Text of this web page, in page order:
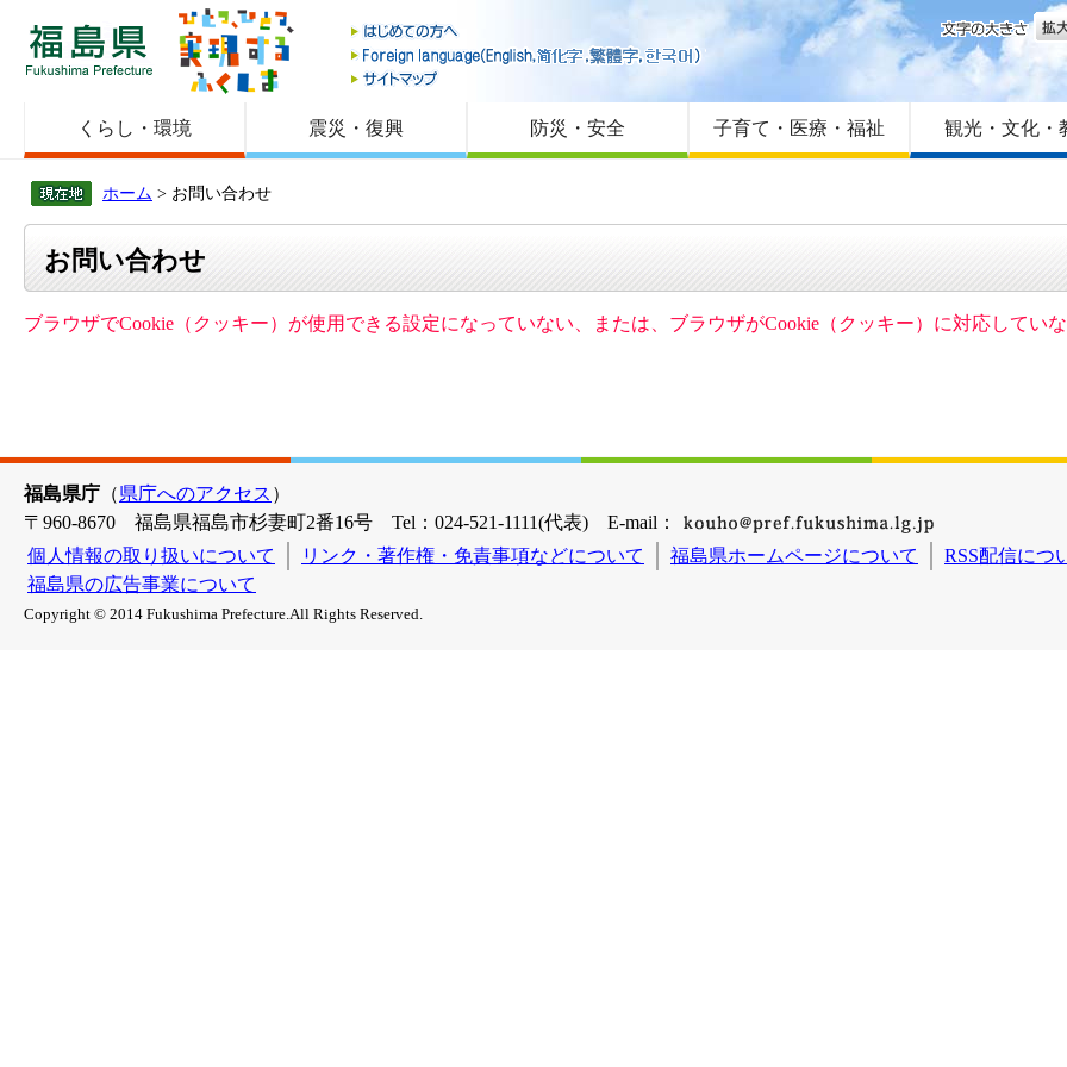
福島県
はじめての方へ
Foreign language
サイトマップ
文字
くらし・環境 震災・復興 防災・安全 子育て・医療・福祉 観光・文化・
ホーム > お問い合わせ
お問い合わせ
ブラウザでCookie（クッキー）が使用できる設定になっていない、または、ブラウザがCookie（クッキー）に対応してい
福島県庁 （県庁へのアクセス ）
〒960-8670 福島県福島市杉妻町2番16号 Tel：024-521-1111(代表) E-mail：
個人情報の取り扱いについて
リンク・著作権・免責事項などについて 福島県ホームページについて
RSS配信につ
福島県の広告事業について
Copyright © 2014 Fukushima Prefecture.All Rights Reserved.